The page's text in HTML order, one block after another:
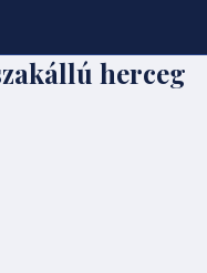
herceg